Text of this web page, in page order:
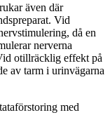
även där
Vid
då en
nerverna
otillräcklig effekt på
av tarm i urinvägarna
med